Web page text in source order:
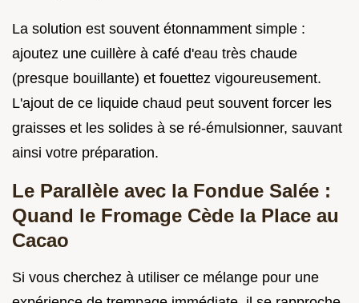
La solution est souvent étonnamment simple :
ajoutez une cuillère à café d'eau très chaude
(presque bouillante) et fouettez vigoureusement.
L'ajout de ce liquide chaud peut souvent forcer les
graisses et les solides à se ré-émulsionner, sauvant
ainsi votre préparation.
Le Parallèle avec la Fondue Salée :
Quand le Fromage Cède la Place au
Cacao
Si vous cherchez à utiliser ce mélange pour une